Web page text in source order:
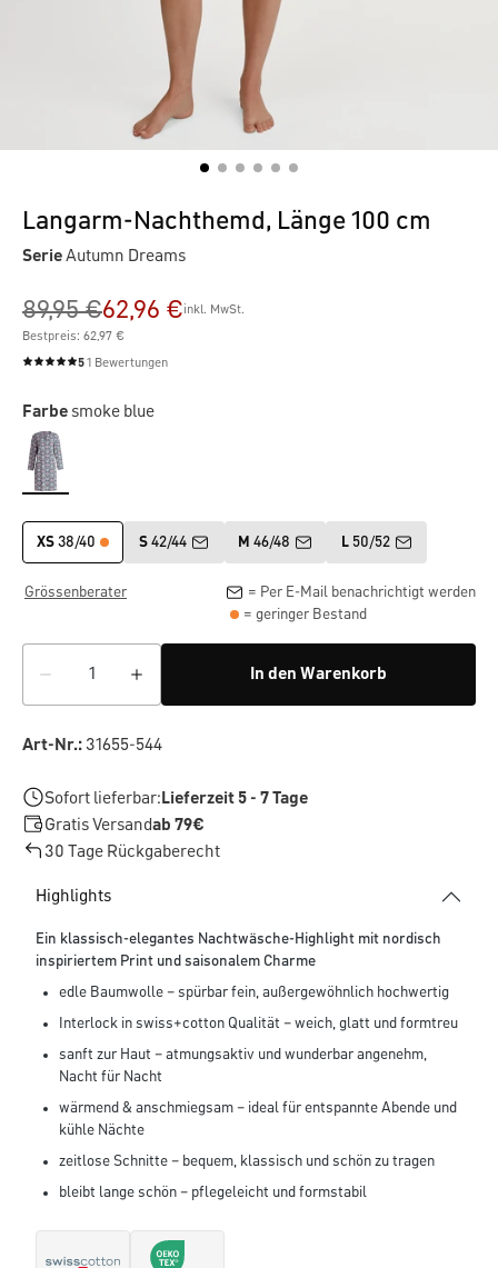
Langarm-Nachthemd, Länge 100 cm
SerieAutumn Dreams
89,95 €62,96 €inkl. MwSt.
Bestpreis: 62,97 €
Durchschnittliche Bewertung von 5 von 5 Sternen
51 Bewertungen
Farbesmoke blue
XS 38/40 S 42/44 M 46/48 L50/52
Grössenberater
= Per E-Mail benachrichtigt werden
= geringer Bestand
In den Warenkorb
Art-Nr.: 31655-544
Sofort lieferbar:Lieferzeit 5 - 7 Tage
Gratis Versandab 79€
30 Tage Rückgaberecht
Highlights
Ein klassisch-elegantes Nachtwäsche-Highlight mit nordisch
inspiriertem Print und saisonalem Charme
edle Baumwolle – spürbar fein, außergewöhnlich hochwertig
Interlock in swiss+cotton Qualität – weich, glatt und formtreu
sanft zur Haut – atmungsaktiv und wunderbar angenehm,
Nacht für Nacht
wärmend & anschmiegsam – ideal für entspannte Abende und
kühle Nächte
zeitlose Schnitte – bequem, klassisch und schön zu tragen
bleibt lange schön – pflegeleicht und formstabil